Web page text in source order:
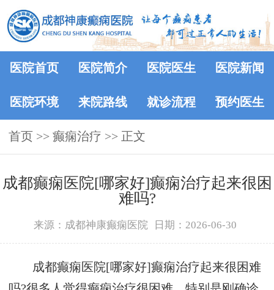
医院首页 医院简介 医院医生 医院新闻
医院环境 来院路线 就诊流程 预约医生
首页 >> 癫痫治疗 >> 正文
成都癫痫医院[哪家好]癫痫治疗起来很困
难吗?
来源：成都神康癫痫医院 日期：2026-06-30
成都癫痫医院[哪家好]癫痫治疗起来很困难